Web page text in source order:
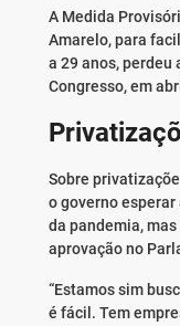
A Medida
Amarelo, para
a 29 anos, perdeu
Congresso, em
Sobre
o governo esperar
da pandemia,
aprovação no
“Estamos sim
é fácil. Tem